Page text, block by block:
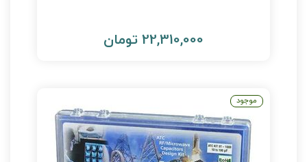
22,310,000 تومان
موجود